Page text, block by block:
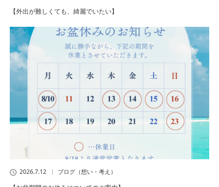
【外出が難しくても、綺麗でいたい】
2026.7.12 ブログ（想い・考え）